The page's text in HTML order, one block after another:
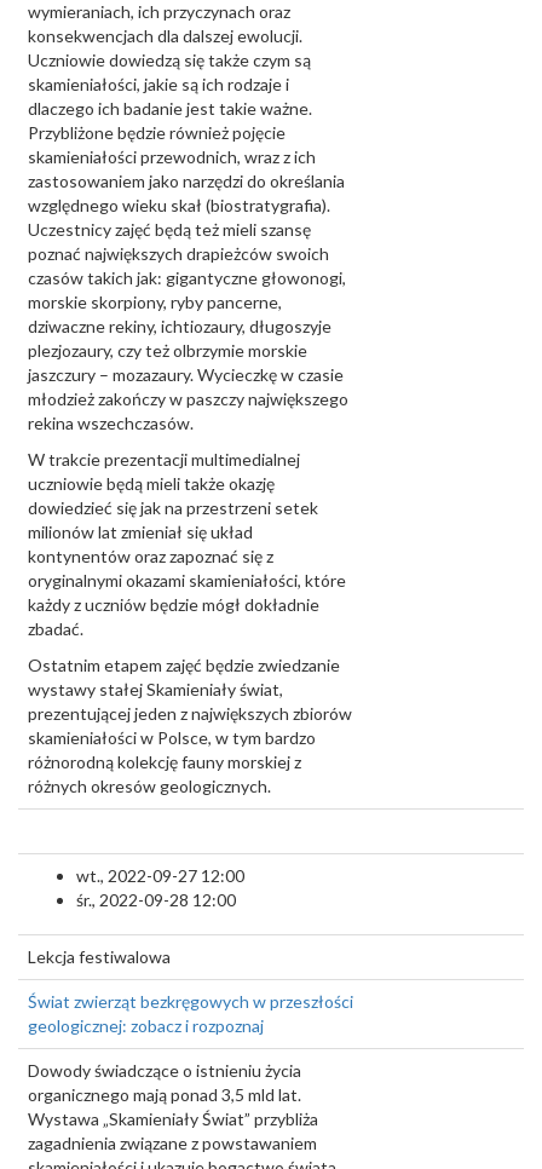
wymieraniach, ich przyczynach oraz
konsekwencjach dla dalszej ewolucji.
Uczniowie dowiedzą się także czym są
skamieniałości, jakie są ich rodzaje i
dlaczego ich badanie jest takie ważne.
Przybliżone będzie również pojęcie
skamieniałości przewodnich, wraz z ich
zastosowaniem jako narzędzi do określania
względnego wieku skał (biostratygrafia).
Uczestnicy zajęć będą też mieli szansę
poznać największych drapieżców swoich
czasów takich jak: gigantyczne głowonogi,
morskie skorpiony, ryby pancerne,
dziwaczne rekiny, ichtiozaury, długoszyje
plezjozaury, czy też olbrzymie morskie
jaszczury – mozazaury. Wycieczkę w czasie
młodzież zakończy w paszczy największego
rekina wszechczasów.
W trakcie prezentacji multimedialnej
uczniowie będą mieli także okazję
dowiedzieć się jak na przestrzeni setek
milionów lat zmieniał się układ
kontynentów oraz zapoznać się z
oryginalnymi okazami skamieniałości, które
każdy z uczniów będzie mógł dokładnie
zbadać.
Ostatnim etapem zajęć będzie zwiedzanie
wystawy stałej Skamieniały świat,
prezentującej jeden z największych zbiorów
skamieniałości w Polsce, w tym bardzo
różnorodną kolekcję fauny morskiej z
różnych okresów geologicznych.
wt., 2022-09-27 12:00
śr., 2022-09-28 12:00
Lekcja festiwalowa
Świat zwierząt bezkręgowych w przeszłości
geologicznej: zobacz i rozpoznaj
Dowody świadczące o istnieniu życia
organicznego mają ponad 3,5 mld lat.
Wystawa „Skamieniały Świat” przybliża
zagadnienia związane z powstawaniem